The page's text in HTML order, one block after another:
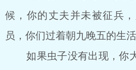
候，你的丈夫并未被征兵
员，你们过着朝九晚五的生
如果虫子没有出现，你